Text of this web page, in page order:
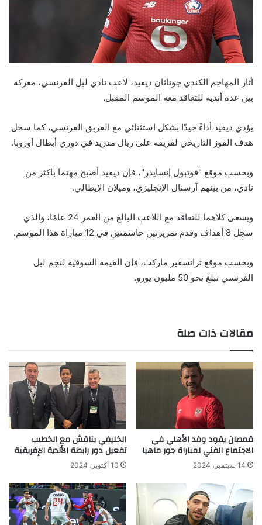
أثار المهاجم الكندي جوناثان ديفيد، لاعب نادي ليل الفرنسي، معركة
بين عدة أندية للتعاقد معه الموسم المقبل.
يؤدي ديفيد أداءً جيدًا بشكل استثنائي مع الفريق الفرنسي، كما سجل
هدف الفوز التاريخي لفريقه على ريال مدريد في دوري أبطال أوروبا.
وبحسب موقع "فوتبول إنسايدر"، فإن ديفيد أصبح مهتما بأكثر من
نادي، من بينهم آرسنال الإنجليزي، وميلان الإيطالي.
ويسعى كلاهما للتعاقد مع اللاعب البالغ من العمر 24 عامًا، والذي
سجل 8 أهداف وقدم تمريرتين حاسمتين في 12 مباراة هذا الموسم.
وبحسب موقع ترانسفير ماركت، فإن القيمة السوقية لنجم ليل
الفرنسي تبلغ نحو 50 مليون يورو.
مقالات ذات صلة
قمصان يقود وفد الأهلي في
الاجتماع الفني لمباراة جور ماهيا
14 سبتمبر، 2024
الخليفي يناقش مع الخطيب
تفعيل دور رابطة الأندية الإفريقية
10 أكتوبر، 2024